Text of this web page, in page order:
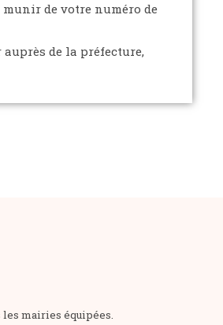
munir de votre numéro de
de la préfecture,
les mairies équipées.